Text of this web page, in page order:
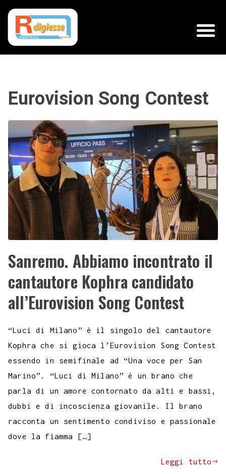
Eurovision Song Contest
Sanremo. Abbiamo incontrato il
cantautore Kophra candidato
all’Eurovision Song Contest
“Luci di Milano” è il singolo del cantautore
Kophra che si gioca l’Eurovision Song Contest
essendo in semifinale ad “Una voce per San
Marino”. “Luci di Milano” è un brano che
parla di un amore contornato da alti e bassi,
dubbi e di incoscienza giovanile. Il brano
racconta un sentimento condiviso e passionale
dove la fiamma […]
Leggi tutto